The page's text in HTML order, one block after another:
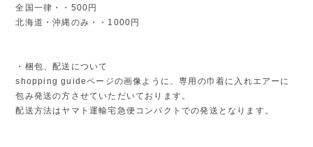
全国一律・・500円
北海道・沖縄のみ・・1000円
・梱包、配送について
shopping guideページの画像ように、専用の巾着に入れエアーに
包み発送の方させていただいております。
配送方法はヤマト運輸宅急便コンパクトでの発送となります。